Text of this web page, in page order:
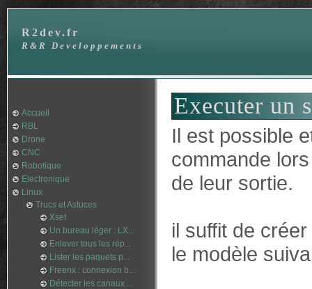
R2dev.fr
R&R Developpements
Accueil
RBL
Drone
CNC
Robotique
Electronique
Linux
Trucs et Astuces
Xset
Un bureau léger : LX...
Enlever tous les rép...
Lister les paquets p...
Freenx : connexion b...
Détecter les canaux ...
Executer un
Il est possible
commande
de leur sortie.
il suffit de
le modèle